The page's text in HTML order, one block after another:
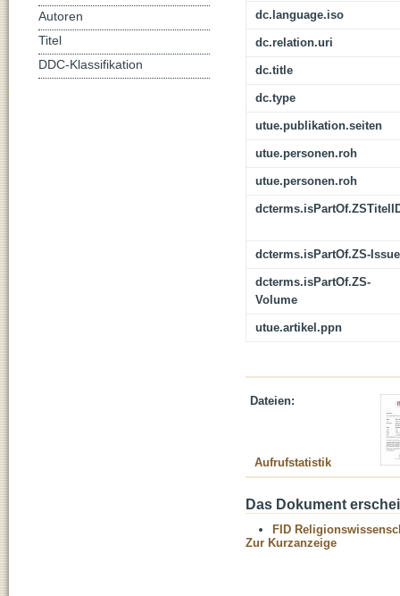
dc.language.iso
dc.relation.uri
dc.title
dc.type
utue.publikation.seiten
utue.personen.roh
utue.personen.roh
dcterms.isPartOf.ZS-Issue
dcterms.isPartOf.ZS-
Volume
utue.artikel.ppn
Dateien:
Aufrufstatistik
Das Dokument
FID
Zur Kurzanzeige
Autoren
Titel
DDC-Klassifikation